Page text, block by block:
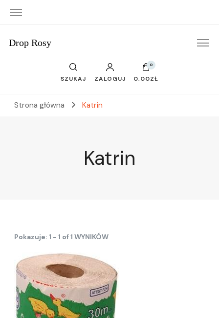
Drop Rosy
SZUKAJ ZALOGUJ
0
0,00ZŁ
Strona główna Katrin
Katrin
Pokazuje: 1 - 1 of 1 WYNIKÓW